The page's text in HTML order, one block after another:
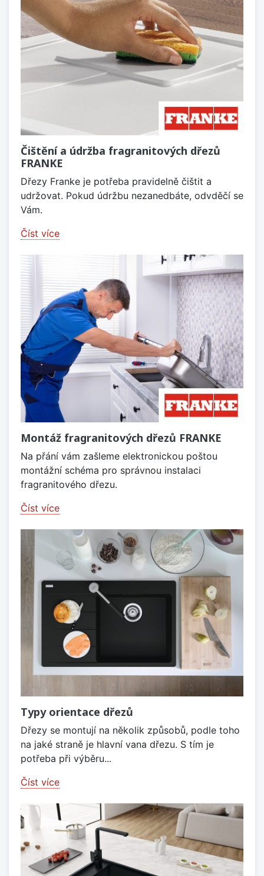
Čištění a údržba fragranitových dřezů
FRANKE
Dřezy Franke je potřeba pravidelně čištit a
udržovat. Pokud údržbu nezanedbáte, odvděčí se
Vám.
Číst více
Montáž fragranitových dřezů FRANKE
Na přání vám zašleme elektronickou poštou
montážní schéma pro správnou instalaci
fragranitového dřezu.
Číst více
Typy orientace dřezů
Dřezy se montují na několik způsobů, podle toho
na jaké straně je hlavní vana dřezu. S tím je
potřeba při výběru...
Číst více